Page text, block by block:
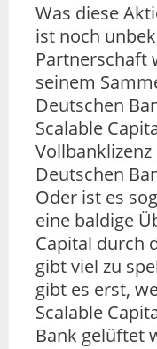
Was diese
ist noch
Partnerschaft
seinem
Deutschen
Scalable
Deutschen
Oder ist es
eine baldige
Capital durch
gibt viel zu
gibt es erst,
Scalable
Bank gelüftet